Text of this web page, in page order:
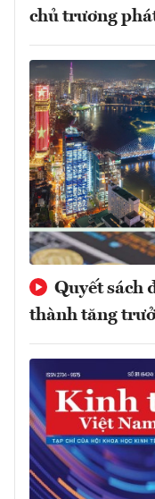
chủ trương
Quyết sách
thành tăng